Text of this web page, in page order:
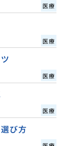
医療
医療
医療
医療
び方